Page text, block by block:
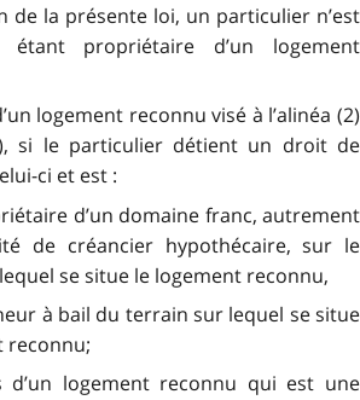
de la présente loi, un particulier n’est
étant propriétaire d’un logement
logement reconnu visé à l’alinéa (2)
si le particulier détient un droit de
ci et est :
d’un domaine franc, autrement
de créancier hypothécaire, sur le
se situe le logement reconnu,
à bail du terrain sur lequel se situe
reconnu;
d’un logement reconnu qui est une